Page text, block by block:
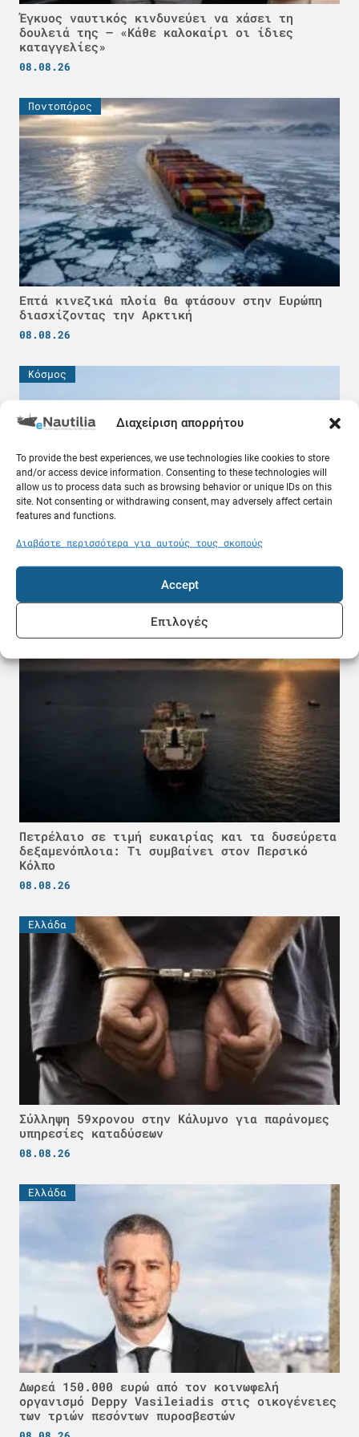
Διαχείριση απορρήτου
To provide the best experiences, we use technologies like cookies to store
and/or access device information. Consenting to these technologies will
allow us to process data such as browsing behavior or unique IDs on this
site. Not consenting or withdrawing consent, may adversely affect certain
features and functions.
Διαβάστε περισσότερα για αυτούς τους σκοπούς
Accept
Επιλογές
Έγκυος ναυτικός κινδυνεύει να χάσει τη
δουλειά της – «Κάθε καλοκαίρι οι ίδιες
καταγγελίες»
08.08.26
Ποντοπόρος
Επτά κινεζικά πλοία θα φτάσουν στην Ευρώπη
διασχίζοντας την Αρκτική
08.08.26
Κόσμος
ADNOC: «Έχουν χτυπήσει 15 πλοία μας» – Ένας
νεκρός και 20 τραυματίες ναυτικοί
08.08.26
Κόσμος
Πετρέλαιο σε τιμή ευκαιρίας και τα δυσεύρετα
δεξαμενόπλοια: Τι συμβαίνει στον Περσικό
Κόλπο
08.08.26
Ελλάδα
Σύλληψη 59χρονου στην Κάλυμνο για παράνομες
υπηρεσίες καταδύσεων
08.08.26
Ελλάδα
Δωρεά 150.000 ευρώ από τον κοινωφελή
οργανισμό Deppy Vasileiadis στις οικογένειες
των τριών πεσόντων πυροσβεστών